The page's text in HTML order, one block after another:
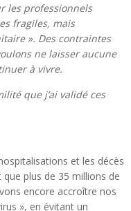
les professionnels
fragiles, mais
». Des contraintes
ne laisser aucune
à vivre.
que j’ai validé ces
et les décès
que plus de 35 millions de
encore accroître nos
», en évitant un